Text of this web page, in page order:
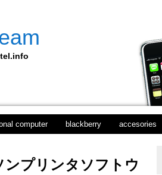
computer blackberry accesories
ンプリンタソフトウ